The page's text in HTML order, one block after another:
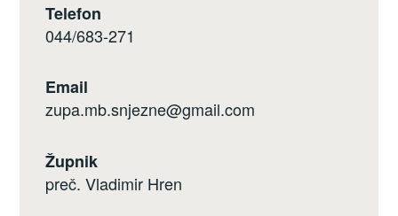
Telefon
044/683-271
Email
zupa.mb.snjezne@gmail.com
Župnik
preč. Vladimir Hren